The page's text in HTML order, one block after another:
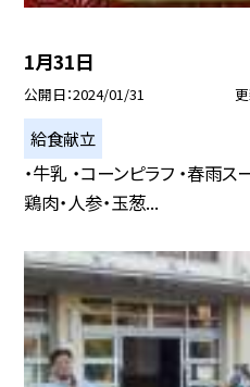
1月31日
公開日 2024/01/31
給食献立
・牛乳 ・コーンピラフ ・春雨ス
鶏肉・人参・玉葱...